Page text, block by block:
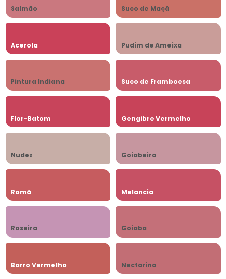
Salmão Suco de Maçã
Acerola Pudim de Ameixa
Pintura Indiana Suco de Framboesa
Flor-Batom Gengibre Vermelho
Nudez Goiabeira
Romã Melancia
Roseira Goiaba
Barro Vermelho Nectarina